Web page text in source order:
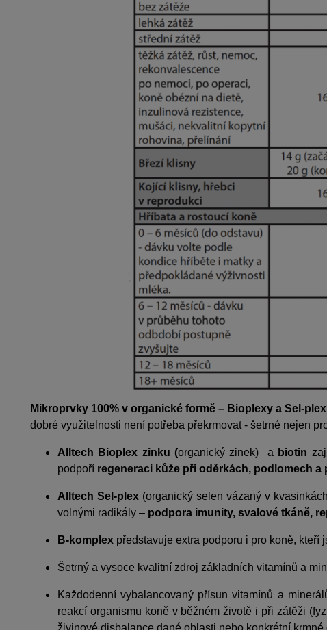
Mikroprvky 100% v organické formě – Bioplexy a Sel-
dobré využitelnosti není potřeba překrmovat - šetrné nejen
Alltech Bioplex zinku (organický zinek) a biotin
podpoří regeneraci kůže při oděrkách, podlomech a
Alltech Sel-plex(organický selen vázaný v
volnými radikály – podpora imunity, svalové tkáně,
B-komplexpředstavuje extra podporu i pro koně, kteří
Šetrný a vysoce kvalitní zdroj základních vitamínů a
Každodenní vybalancovaný přísun vitamínů a
reakcí organismu koně v běžném životě i při zátěži
živinové disbalance dané oblasti nebo konkrétní krmné